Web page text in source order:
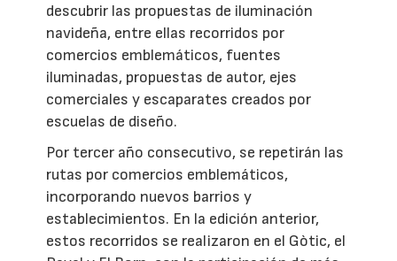
descubrir las propuestas de iluminación
navideña, entre ellas recorridos por
comercios emblemáticos, fuentes
iluminadas, propuestas de autor, ejes
comerciales y escaparates creados por
escuelas de diseño.
Por tercer año consecutivo, se repetirán las
rutas por comercios emblemáticos,
incorporando nuevos barrios y
establecimientos. En la edición anterior,
estos recorridos se realizaron en el Gòtic, el